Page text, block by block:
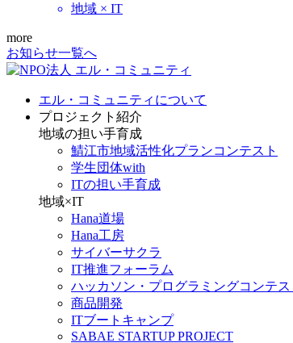
地域 × IT
more
お知らせ一覧へ
エル・コミュニティについて
プロジェクト紹介
地域の担い手育成
鯖江市地域活性化プランコンテスト
学生団体with
ITの担い手育成
地域×IT
Hana道場
Hana工房
サイバーサクラ
IT推進フォーラム
ハッカソン・プログラミングコンテス
商品開発
ITブートキャンプ
SABAE STARTUP PROJECT